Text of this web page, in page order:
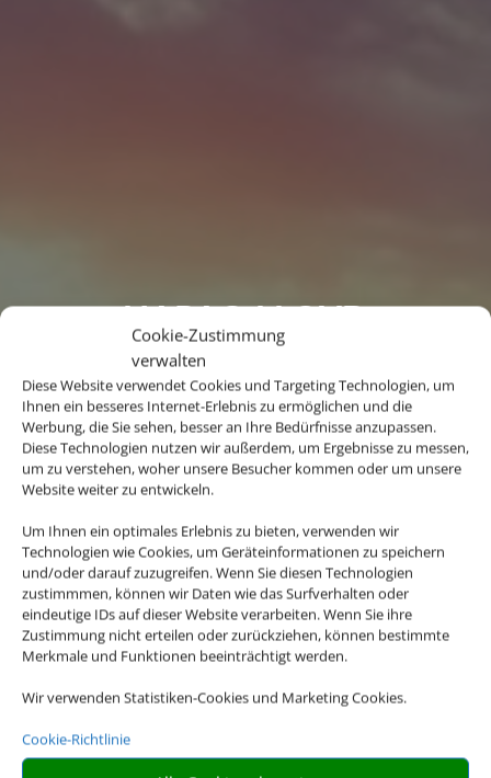
Cookie-Zustimmung
verwalten
Diese Website verwendet Cookies und Targeting Technologien, um
Ihnen ein besseres Internet-Erlebnis zu ermöglichen und die
Werbung, die Sie sehen, besser an Ihre Bedürfnisse anzupassen.
Diese Technologien nutzen wir außerdem, um Ergebnisse zu messen,
um zu verstehen, woher unsere Besucher kommen oder um unsere
Website weiter zu entwickeln.
Um Ihnen ein optimales Erlebnis zu bieten, verwenden wir
Technologien wie Cookies, um Geräteinformationen zu speichern
und/oder darauf zuzugreifen. Wenn Sie diesen Technologien
zustimmmen, können wir Daten wie das Surfverhalten oder
eindeutige IDs auf dieser Website verarbeiten. Wenn Sie ihre
Zustimmung nicht erteilen oder zurückziehen, können bestimmte
Merkmale und Funktionen beeinträchtigt werden.
Wir verwenden Statistiken-Cookies und Marketing Cookies.
Cookie-Richtlinie
HAPAG-LLOYD
CRUISES
Die Magie der Reisen von
Hapag-Lloyd Cruises ist
bereits spürbar, lange bevor
die kleinen Schiffe ablegen:
die Sehnsucht nach dem
Unbekannten, Freiheit und
Exklusivität. Lassen Sie die
vielen Facetten der Vorfreude
schon jetzt aufleben.
Hapag-Lloyd Cruises steht für
Reisen jenseits des
Gewöhnlichen: viel Freiraum
für wenige Gäste, Zugang zu
entlegenen Häfen sowie